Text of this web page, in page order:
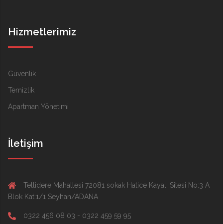
Hizmetlerimiz
Güvenlik
Temizlik
Apartman Yönetimi
İletişim
Tellidere Mahallesi 72081 sokak Hatice Kayalı Sitesi No:3 A
Blok Kat:1/1 Seyhan/ADANA
0322 456 08 03 - 0322 459 59 95